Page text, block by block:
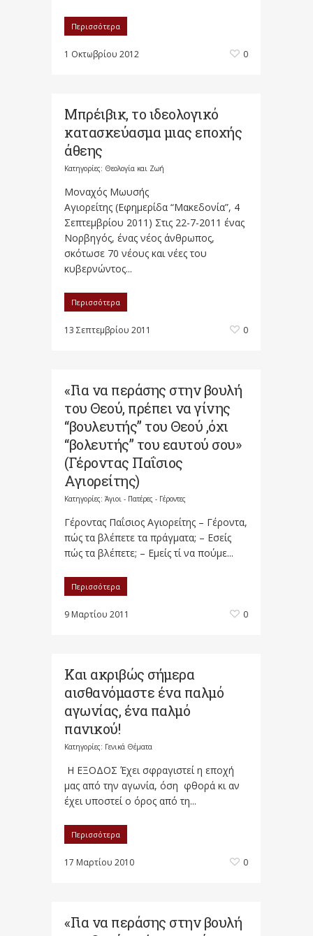
Περισσότερα
1 Οκτωβρίου 2012 0
Μπρέιβικ, το ιδεολογικό
κατασκεύασμα μιας εποχής
άθεης
Κατηγορίες: Θεολογία και Ζωή
Μοναχός Μωυσής
Αγιορείτης (Εφημερίδα “Μακεδονία”, 4
Σεπτεμβρίου 2011) Στις 22-7-2011 ένας
Νορβηγός, ένας νέος άνθρωπος,
σκότωσε 70 νέους και νέες του
κυβερνώντος...
Περισσότερα
13 Σεπτεμβρίου 2011 0
«Για να περάσης στην βουλή
του Θεού, πρέπει να γίνης
“βουλευτής” του Θεού ,όχι
“βολευτής” του εαυτού σου»
(Γέροντας Παΐσιος
Αγιορείτης)
Κατηγορίες: Άγιοι - Πατέρες - Γέροντες
Γέροντας Παΐσιος Αγιορείτης – Γέροντα,
πώς τα βλέπετε τα πράγματα; – Εσείς
πώς τα βλέπετε; – Εμείς τί να πούμε...
Περισσότερα
9 Μαρτίου 2011 0
Και ακριβώς σήμερα
αισθανόμαστε ένα παλμό
αγωνίας, ένα παλμό
πανικού!
Κατηγορίες: Γενικά Θέματα
Η ΕΞΟΔΟΣ Έχει σφραγιστεί η εποχή
μας από την αγωνία, όση φθορά κι αν
έχει υποστεί ο όρος από τη...
Περισσότερα
17 Μαρτίου 2010 0
«Για να περάσης στην βουλή